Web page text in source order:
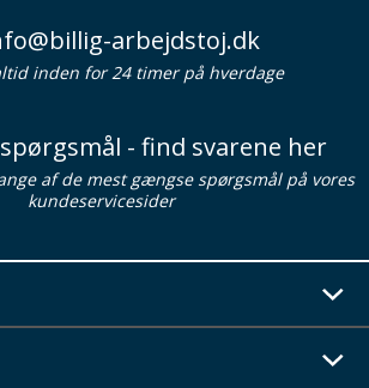
arbejdstoj.dk
inden for 24 timer på hverdage
- find svarene her
af de mest gængse spørgsmål på vores
kundeservicesider